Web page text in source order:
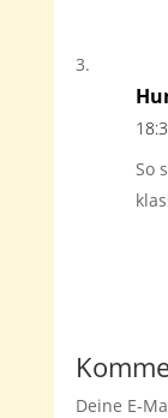
So
Deine E-